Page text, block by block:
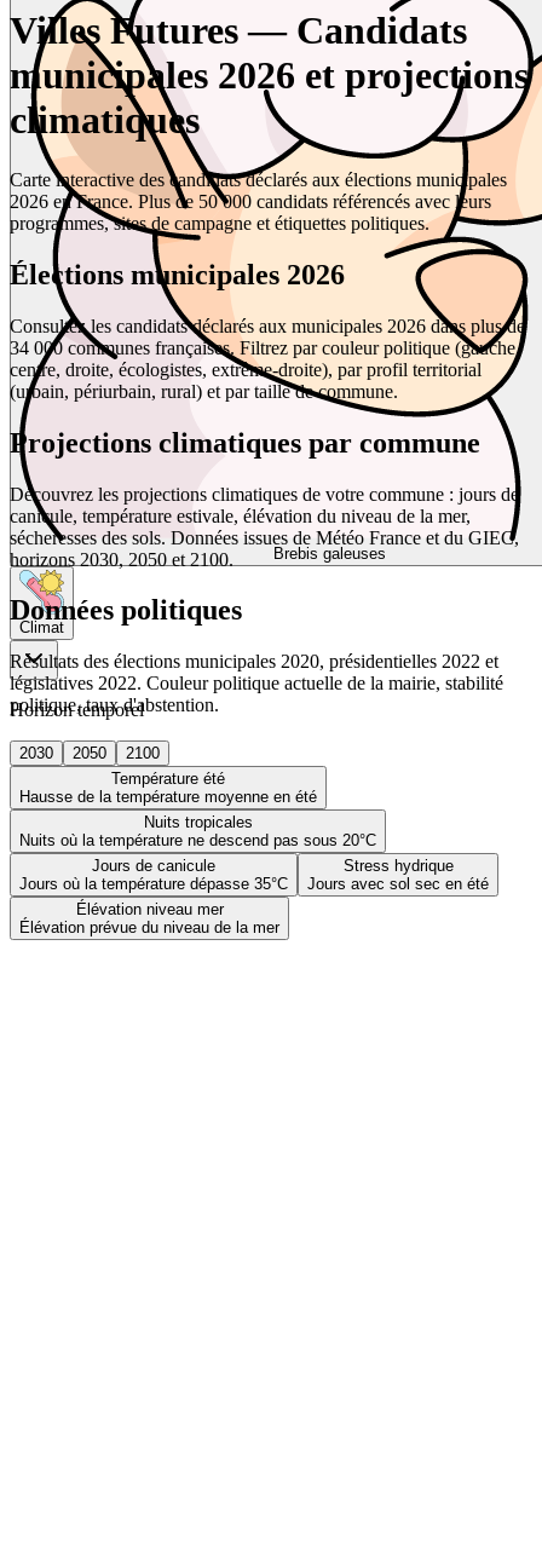
Brebis galeuses
Climat
Horizon temporel
2030 2050
2100
Température été
Hausse de la température moyenne en été
Nuits tropicales
Nuits où la température ne descend pas sous 20°C
Jours de canicule
Jours où la température dépasse 35°C
Stress hydrique
Jours avec sol sec en été
Élévation niveau mer
Élévation prévue du niveau de la mer
Villes Futures — Candidats
municipales 2026 et projections
climatiques
Carte interactive des candidats déclarés aux élections municipales
2026 en France. Plus de 50 000 candidats référencés avec leurs
programmes, sites de campagne et étiquettes politiques.
Élections municipales 2026
Consultez les candidats déclarés aux municipales 2026 dans plus de
34 000 communes françaises. Filtrez par couleur politique (gauche,
centre, droite, écologistes, extrême-droite), par profil territorial
(urbain, périurbain, rural) et par taille de commune.
Projections climatiques par commune
Découvrez les projections climatiques de votre commune : jours de
canicule, température estivale, élévation du niveau de la mer,
sécheresses des sols. Données issues de Météo France et du GIEC,
horizons 2030, 2050 et 2100.
Données politiques
Résultats des élections municipales 2020, présidentielles 2022 et
législatives 2022. Couleur politique actuelle de la mairie, stabilité
politique, taux d'abstention.